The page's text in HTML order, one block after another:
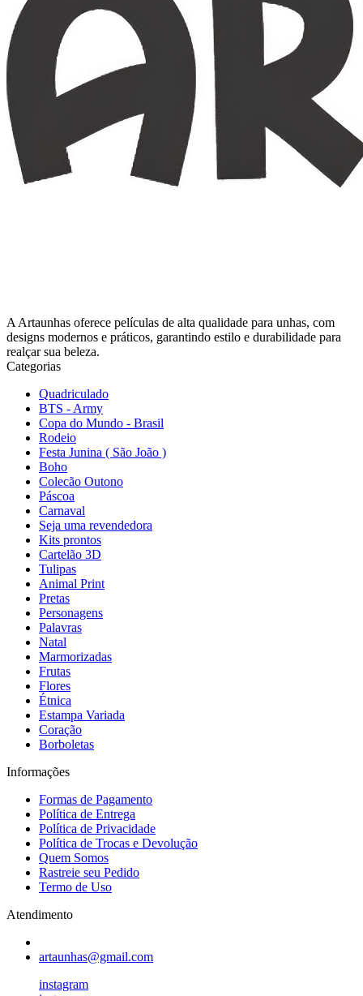
A Artaunhas oferece películas de alta qualidade para unhas, com
designs modernos e práticos, garantindo estilo e durabilidade para
realçar sua beleza.
Categorias
Quadriculado
BTS - Army
Copa do Mundo - Brasil
Rodeio
Festa Junina ( São João )
Boho
Colecão Outono
Páscoa
Carnaval
Seja uma revendedora
Kits prontos
Cartelão 3D
Tulipas
Animal Print
Pretas
Personagens
Palavras
Natal
Marmorizadas
Frutas
Flores
Étnica
Estampa Variada
Coração
Borboletas
Informações
Formas de Pagamento
Política de Entrega
Política de Privacidade
Política de Trocas e Devolução
Quem Somos
Rastreie seu Pedido
Termo de Uso
Atendimento
artaunhas@gmail.com
instagram